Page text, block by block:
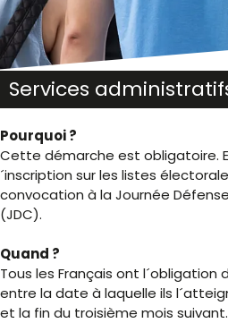
Services
Pourquoi ?
Cette démarche est obligatoire.
´inscription sur les listes
convocation à la Journée
(JDC).
Quand ?
Tous les Français ont l´obligation
entre la date à laquelle ils
et la fin du troisième mois suivant.